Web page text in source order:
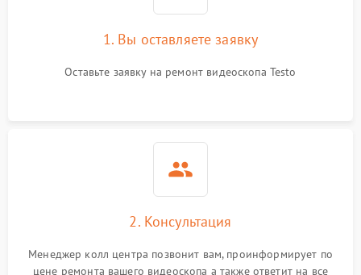
1. Вы оставляете заявку
Оставьте заявку на ремонт видеоскопа Testo
2. Консультация
Менеджер колл центра позвонит вам, проинформирует по
цене ремонта вашего видеоскопа а также ответит на все